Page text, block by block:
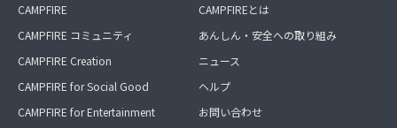
CAMPFIRE
CAMPFIRE コミュニティ
CAMPFIRE Creation
CAMPFIRE for Social Good
CAMPFIRE for Entertainment
CAMPFIREとは
あんしん・安全への取り組み
ニュース
ヘルプ
お問い合わせ